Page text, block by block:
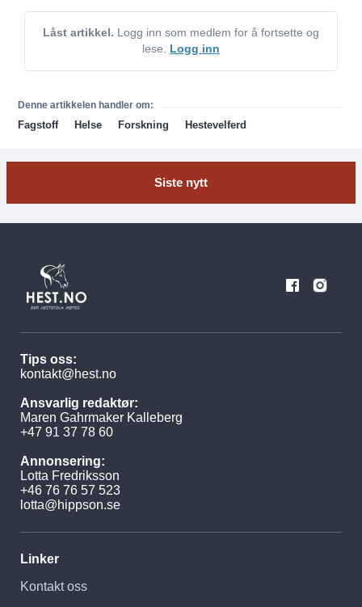
Låst artikkel. Logg inn som medlem for å fortsette og
lese. Logg inn
Denne artikkelen handler om:
Fagstoff Helse Forskning Hestevelferd
Siste nytt
Tips oss:
kontakt@hest.no
Ansvarlig redaktør:
Maren Gahrmaker Kalleberg
+47 91 37 78 60
Annonsering:
Lotta Fredriksson
+46 76 76 57 523
lotta@hippson.se
Linker
Kontakt oss